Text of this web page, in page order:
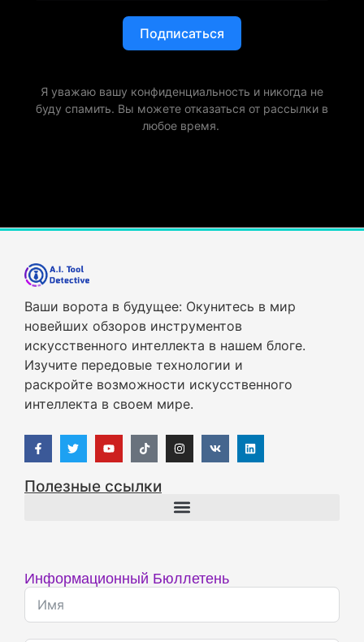
Подписаться
Я уважаю вашу конфиденциальность и никогда не
буду спамить. Вы можете отказаться от рассылки в
любое время.
Ваши ворота в будущее: Окунитесь в мир
новейших обзоров инструментов
искусственного интеллекта в нашем блоге.
Изучите передовые технологии и
раскройте возможности искусственного
интеллекта в своем мире.
Полезные ссылки
Информационный Бюллетень